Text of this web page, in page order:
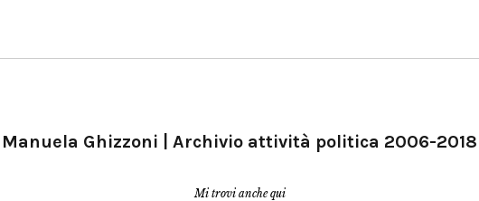
Manuela Ghizzoni | Archivio attività politica 2006-2018
Mi trovi anche qui